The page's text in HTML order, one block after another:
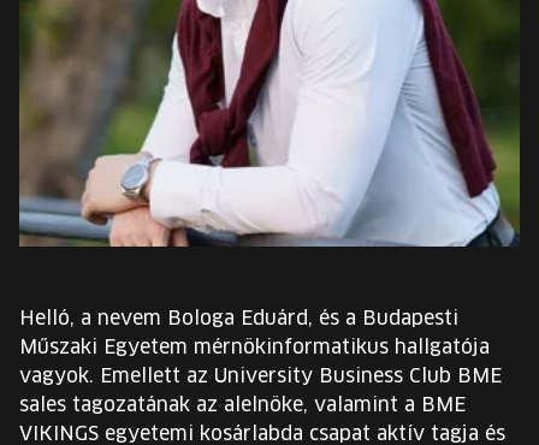
EURÓPA JÖVŐFESZTIVÁLJA
ELŐADÓK
INGYENES DIÁK- ÉS TANÁRREGISZTRÁCIÓ
JEGYEK
EN
Change
language:
EN
Helló, a nevem Bologa Eduárd, és a Budapesti
Műszaki Egyetem mérnökinformatikus hallgatója
vagyok. Emellett az University Business Club BME
sales tagozatának az alelnöke, valamint a BME
VIKINGS egyetemi kosárlabda csapat aktív tagja és